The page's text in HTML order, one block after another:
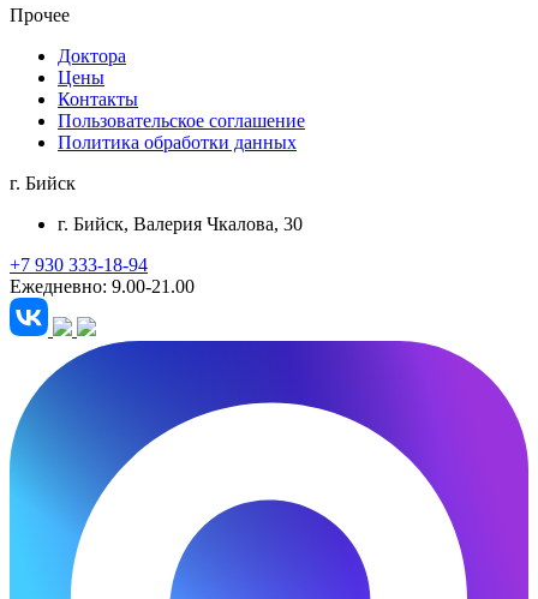
Прочее
Доктора
Цены
Контакты
Пользовательское соглашение
Политика обработки данных
г. Бийск
г. Бийск, Валерия Чкалова, 30
+7 930 333-18-94
Ежедневно: 9.00-21.00